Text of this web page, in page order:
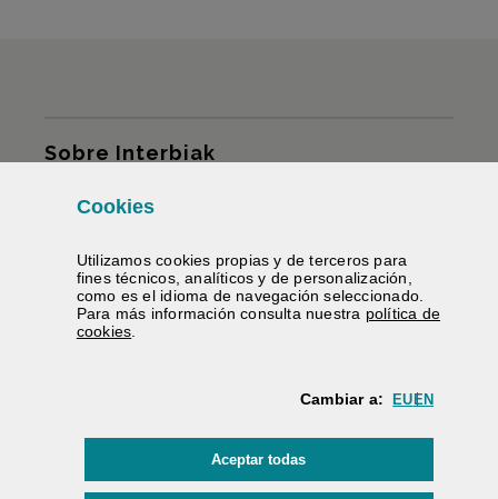
Sobre Interbiak
Infraestructuras y tarifas
Servicios
Información carreteras
Firma electrónica
Cookies
Utilizamoscookies propias y de terceros para
fines técnicos, analíticos y de personalización,
como es el idioma de navegación seleccionado.
Para más información consulta nuestra política de
cookies(Abre ventana modal)
Cambiar a: EU EN
Aceptar todaslas